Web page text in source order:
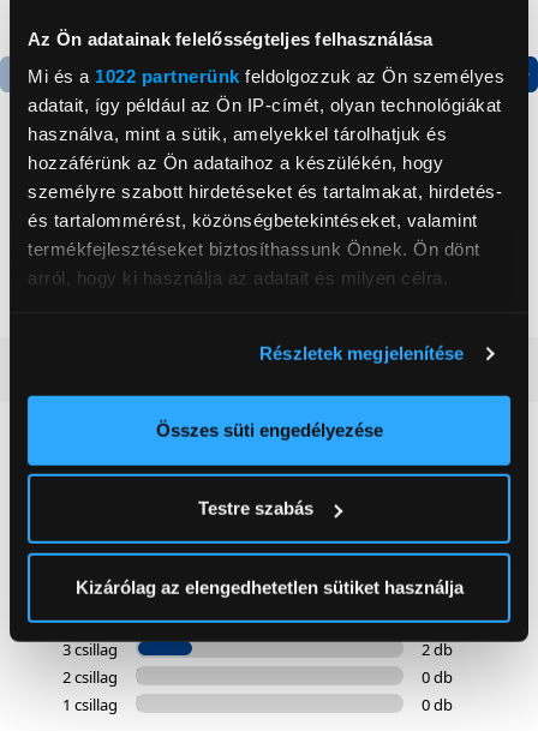
Az Ön adatainak felelősségteljes felhasználása
Mi és a 1022 partnerünk feldolgozzuk az Ön személyes
adatait, így például az Ön IP-címét, olyan technológiákat
használva, mint a sütik, amelyekkel tárolhatjuk és
hozzáférünk az Ön adataihoz a készülékén, hogy
személyre szabott hirdetéseket és tartalmakat, hirdetés-
és tartalommérést, közönségbetekintéseket, valamint
termékfejlesztéseket biztosíthassunk Önnek. Ön dönt
arról, hogy ki használja az adatait és milyen célra.
elhelyezkedéséről pár méteres pontossággal
Az Ön készülékén beazonosítása annak konkrét
módjairól és adja meg preferenciáit aRészletek
pontban. Bármikor módosíthatja vagy visszavonhatja a
Sütinyilatkozathoz való hozzájárulását.
okat használ, melyeket az Ön gépén tárol a rendszer. A
cookie-k személyazonosítására nem alkalmasak,
szolgáltatásaink biztosításához szükségesek. Az oldal
Részletek megjelenítése
Összes süti engedélyezése
Testre szabás
Kizárólag az elengedhetetlen sütiket használja
Termék adatlap
Gorenje NRS8182KX Side
by side hűtőszekrény
199 999 Ft
Termék adatlap
Gorenje N619EAXL4
Alulfagyasztós
kombinált hűtőszekrény
179 999 Ft
4.4
5 csillag
6 db
4 csillag
1 db
3 csillag
2 db
2 csillag
0 db
1 csillag
0 db